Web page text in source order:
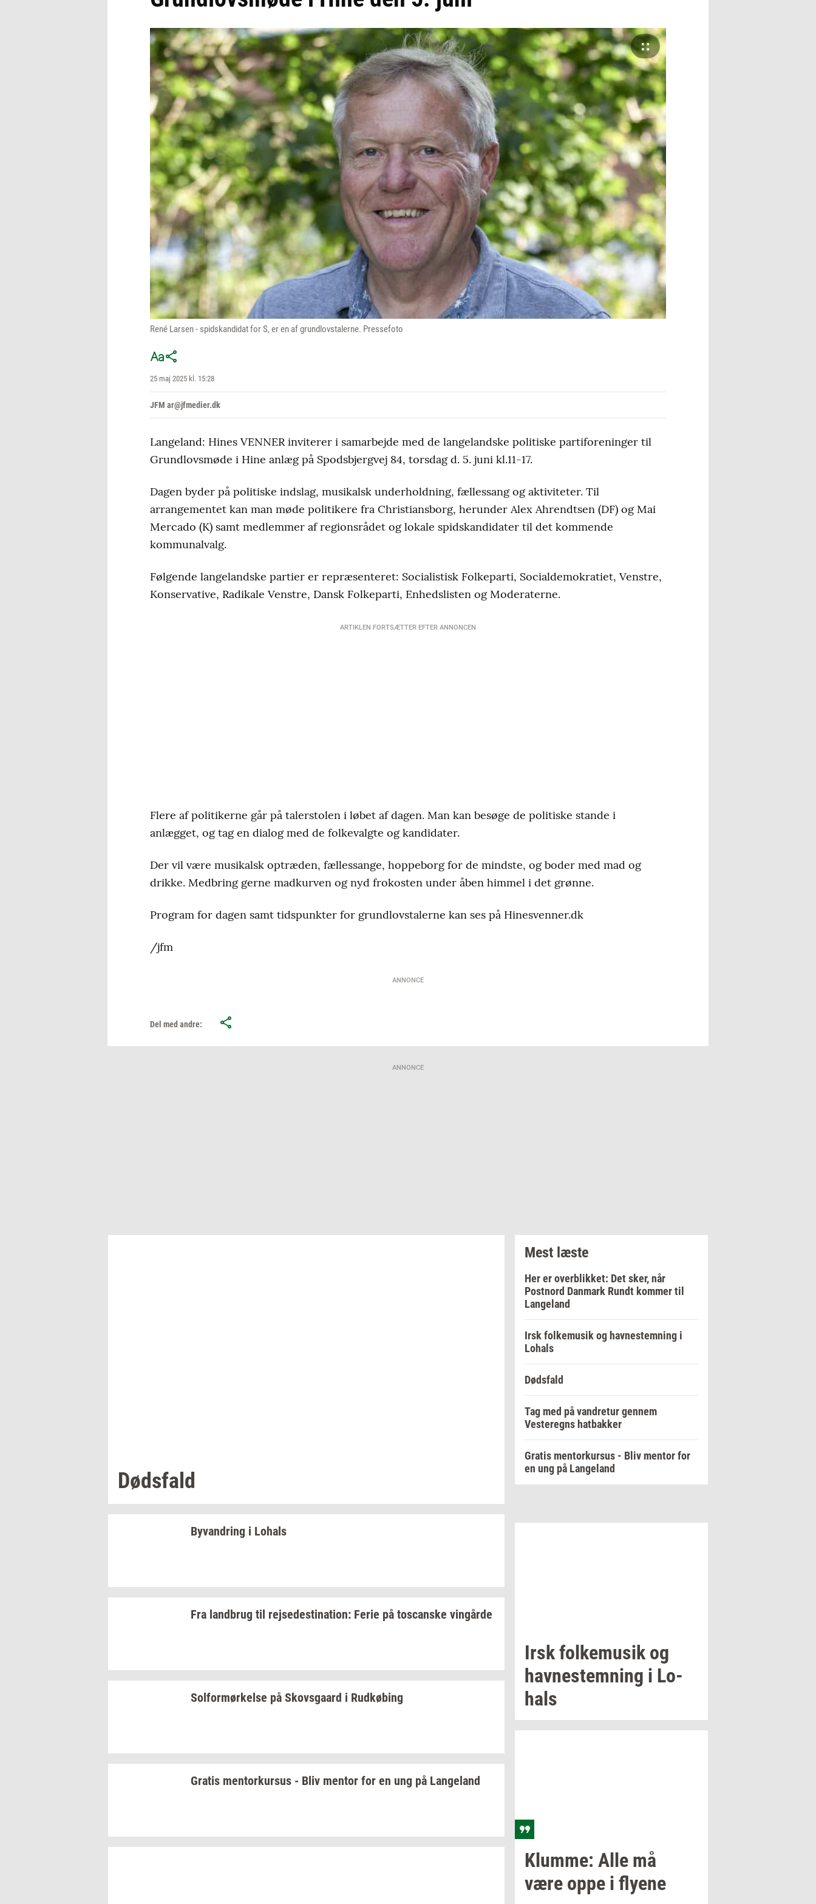
René Larsen - spidskandidat for S, er en af grundlovstalerne. Pressefoto
25 maj 2025 kl. 15:28
JFM ar@jfmedier.dk
Langeland: Hines VENNER inviterer i samarbejde med de langelandske politiske partiforeninger til
Grundlovsmøde i Hine anlæg på Spodsbjergvej 84, torsdag d. 5. juni kl.11-17.
Dagen byder på politiske indslag, musikalsk underholdning, fællessang og aktiviteter. Til
arrangementet kan man møde politikere fra Christiansborg, herunder Alex Ahrendtsen (DF) og Mai
Mercado (K) samt medlemmer af regionsrådet og lokale spidskandidater til det kommende
kommunalvalg.
Følgende langelandske partier er repræsenteret: Socialistisk Folkeparti, Socialdemokratiet, Venstre,
Konservative, Radikale Venstre, Dansk Folkeparti, Enhedslisten og Moderaterne.
ARTIKLEN FORTSÆTTER EFTER ANNONCEN
Flere af politikerne går på talerstolen i løbet af dagen. Man kan besøge de politiske stande i
anlægget, og tag en dialog med de folkevalgte og kandidater.
Der vil være musikalsk optræden, fællessange, hoppeborg for de mindste, og boder med mad og
drikke. Medbring gerne madkurven og nyd frokosten under åben himmel i det grønne.
Program for dagen samt tidspunkter for grundlovstalerne kan ses på Hinesvenner.dk
/jfm
ANNONCE
Del med andre:
ANNONCE
Døds­fald
Byvan­dring i Lo­hals
Fra land­brug til rej­se­desti­na­tion: Ferie på toscan­ske vin­går­de
Sol­for­mør­kel­se på Sko­vs­gaard i Rud­kø­bing
Gra­tis men­tor­kur­sus - Bliv men­tor for en ung på Lan­geland
Mest læste
Her er overblikket: Det sker, når
Postnord Danmark Rundt kommer til
Langeland
Irsk folkemusik og havnestemning i
Lohals
Dødsfald
Tag med på vandretur gennem
Vesteregns hatbakker
Gratis mentorkursus - Bliv mentor for
en ung på Langeland
Irskfol­kemu­sikog
hav­ne­stem­ning i Lo­
hals
Klum­me: Alle må
være oppe i fly­e­ne